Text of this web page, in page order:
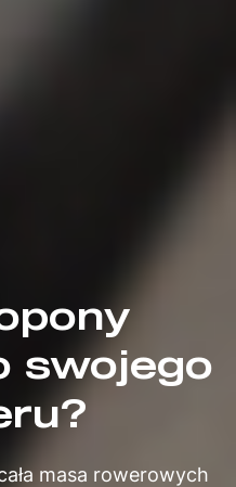
swojego
masa rowerowych